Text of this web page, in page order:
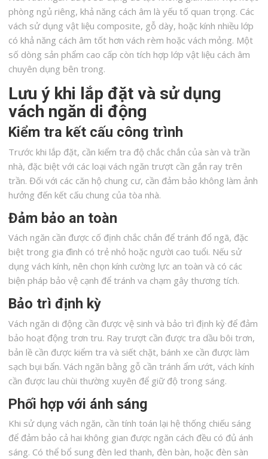
phòng ngủ riêng, khả năng cách âm là yếu tố quan trọng. Các
vách sử dụng vật liệu composite, gỗ dày, hoặc kính nhiều lớp
có khả năng cách âm tốt hơn vách rèm hoặc vách mỏng. Một
số dòng sản phẩm cao cấp còn tích hợp lớp vật liệu cách âm
chuyên dụng bên trong.
Lưu ý khi lắp đặt và sử dụng
vách ngăn di động
Kiểm tra kết cấu công trình
Trước khi lắp đặt, cần kiểm tra độ chắc chắn của sàn và trần
nhà, đặc biệt với các loại vách ngăn trượt cần gắn ray trên
trần. Đối với các căn hộ chung cư, cần đảm bảo không làm ảnh
hưởng đến kết cấu chung của tòa nhà.
Đảm bảo an toàn
Vách ngăn cần được cố định chắc chắn để tránh đổ ngã, đặc
biệt trong gia đình có trẻ nhỏ hoặc người cao tuổi. Nếu sử
dụng vách kính, nên chọn kính cường lực an toàn và có các
biện pháp bảo vệ cạnh để tránh va chạm gây thương tích.
Bảo trì định kỳ
Vách ngăn di động cần được vệ sinh và bảo trì định kỳ để đảm
bảo hoạt động trơn tru. Ray trượt cần được tra dầu bôi trơn,
bản lề cần được kiểm tra và siết chặt, bánh xe cần được làm
sạch bụi bẩn. Vách ngăn bằng gỗ cần tránh ẩm ướt, vách kính
cần được lau chùi thường xuyên để giữ độ trong sáng.
Phối hợp với ánh sáng
Khi sử dụng vách ngăn, cần tính toán lại hệ thống chiếu sáng
để đảm bảo cả hai không gian được ngăn cách đều có đủ ánh
sáng. Có thể bổ sung đèn led thanh, đèn bàn, hoặc đèn sàn